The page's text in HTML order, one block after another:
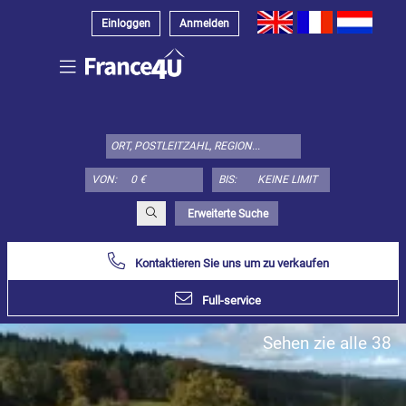
Einloggen Anmelden
VON: BIS:
Erweiterte Suche
Immobilienstyp
Duplex
Penthouse
Kontaktieren Sie uns um zu verkaufen
Full-service
Sehen zie alle 38